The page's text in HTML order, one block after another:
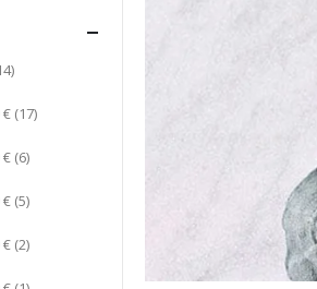
items
€ (17)items
€ (6)items
€ (5)items
€ (2)items